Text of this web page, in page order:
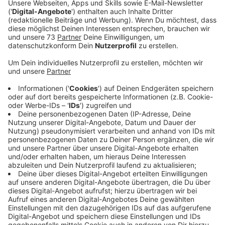
Wettbewerb die meisten Likes auf ihr Video. Wie wir
helfen können, erfahrt Ihr in der geschenkten Minute.
Veröffentlicht:Mittwoch, 23.02.2022 12:01
Anzeige
Bis zum 13.3 zählen die Likes
Anzeige
Unter dem #iuschooldance haben die Schülerinnen und
Schüler, die 2023 ihr Abitur machen jetzt ein Video
hochgeladen, um sich Geld für die Abifeier zu sichern.
Bis zu 5.000 Euro gibt es für das Video mit den
meisten Likes. Deshalb bittet Meike in ihrer
geschenkten Minute das Westmünsterland um